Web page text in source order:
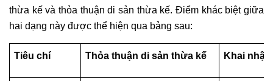
thừa kế và thỏa thuận di sản thừa kế. Điểm khác biệt giữa
hai dạng này được thể hiện qua bảng sau:
Tiêu chí Thỏa thuận di sản thừa kế Khai